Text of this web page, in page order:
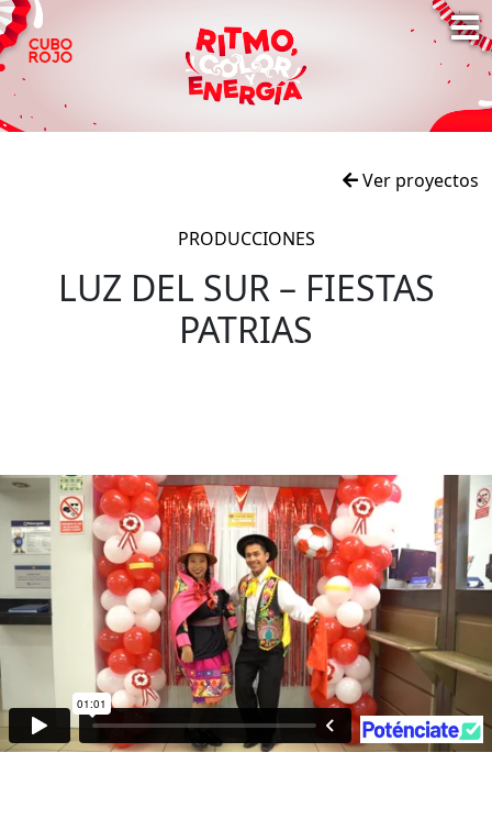
Ver proyectos
PRODUCCIONES
LUZ DEL SUR – FIESTAS
PATRIAS